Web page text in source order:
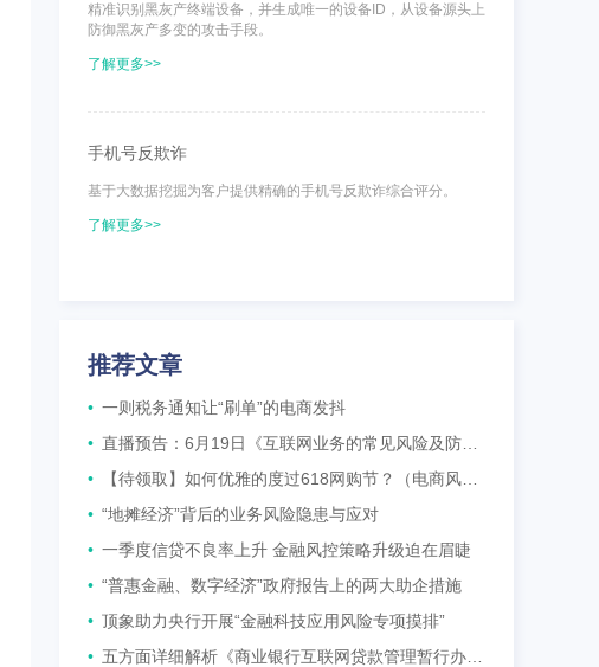
精准识别黑灰产终端设备，并生成唯一的设备ID，从设备源头上
防御黑灰产多变的攻击手段。
了解更多>>
手机号反欺诈
基于大数据挖掘为客户提供精确的手机号反欺诈综合评分。
了解更多>>
推荐文章
• 一则税务通知让“刷单”的电商发抖
• 直播预告：6月19日《互联网业务的常见风险及防护》
•
【待领取】如何优雅的度过618网购节？（电商风控必备）
• “地摊经济”背后的业务风险隐患与应对
• 一季度信贷不良率上升 金融风控策略升级迫在眉睫
• “普惠金融、数字经济”政府报告上的两大助企措施
• 顶象助力央行开展“金融科技应用风险专项摸排”
• 五方面详细解析《商业银行互联网贷款管理暂行办法》